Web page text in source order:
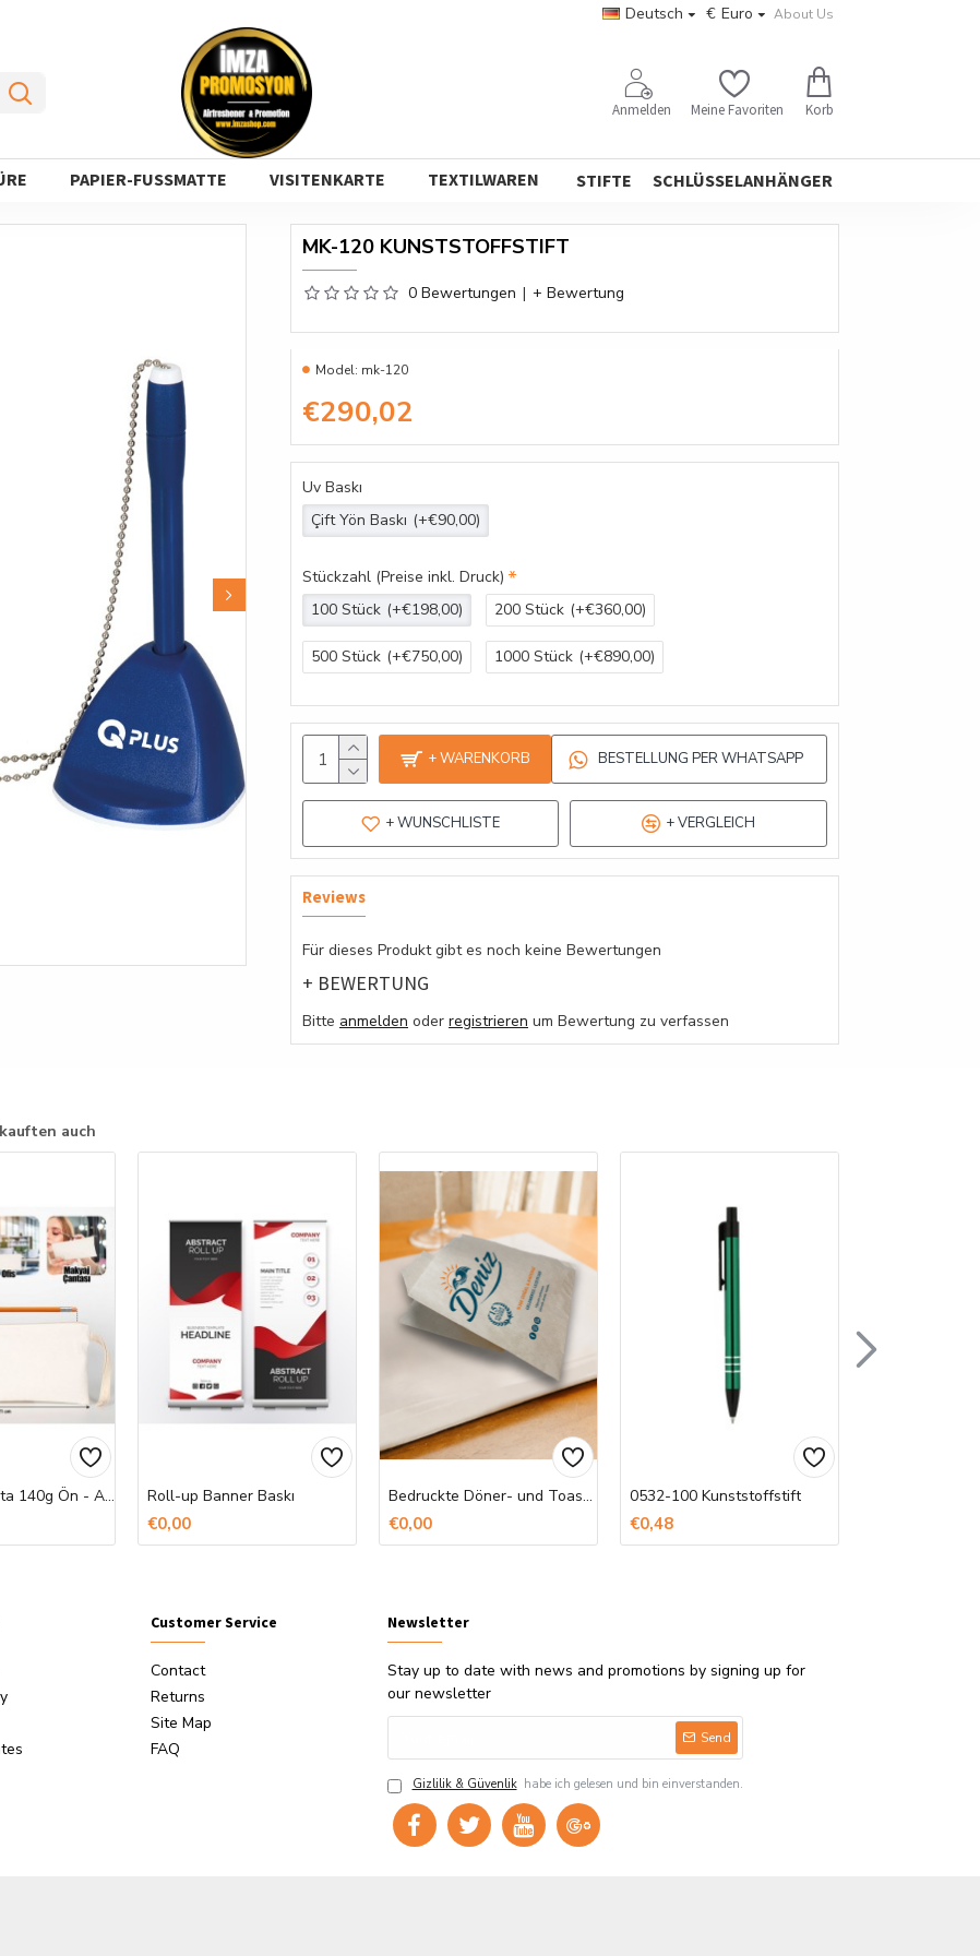
Deutsch € Euro About Us
Anmelden Meine Favoriten Korb
PAPIER-FUSSMATTE VISITENKARTE TEXTILWAREN STIFTE SCHLÜSSELANHÄNGER
MK-120 KUNSTSTOFFSTIFT
0 Bewertungen | + Bewertung
€290,02
Model: mk-120
Uv Baskı
Çift Yön Baskı (+€90,00)
Stückzahl (Preise inkl. Druck)
100 Stück (+€198,00) 200 Stück (+€360,00)
500 Stück (+€750,00) 1000 Stück (+€890,00)
+ WARENKORB BESTELLUNG PER WHATSAPP
+ WUNSCHLISTE + VERGLEICH
Reviews
Für dieses Produkt gibt es noch keine Bewertungen
+ BEWERTUNG
Bitte anmelden oder registrieren um Bewertung zu verfassen
auch
Ham Bez Çanta 140g Ön - Arka Baskı Roll-up Banner Baskı
€0,00
Bedruckte Döner- und Toast-Tüten
€0,00
0532-100 Kunststoffstift
€0,48
Customer Service
Contact
Returns
Site Map
FAQ
Newsletter
Stay up to date with news and promotions by signing up for
our newsletter
Send
Gizlilik & Güvenlik habe ich gelesen und bin einverstanden.